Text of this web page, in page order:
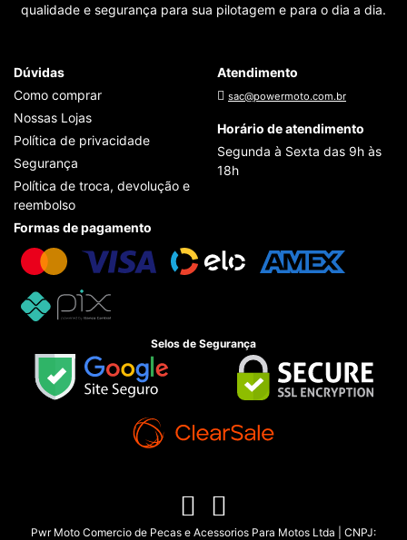
qualidade e segurança para sua pilotagem e para o dia a dia.
Dúvidas
Como comprar
Nossas Lojas
Política de privacidade
Segurança
Política de troca, devolução e
reembolso
Atendimento
sac@powermoto.com.br
Horário de atendimento
Segunda à Sexta das 9h às
18h
Formas de pagamento
Selos de Segurança
Pwr Moto Comercio de Pecas e Acessorios Para Motos Ltda | CNPJ: